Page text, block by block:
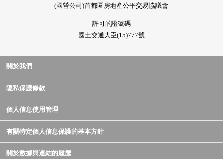
(國營公司)首都圈房地產公平交易協議會
許可的證號碼
國土交通大臣(15)777號
關於我們
隱私保護條款
個人信息使用管理
有關特定個人信息保護的基本方針
關於數據與連結的履歷